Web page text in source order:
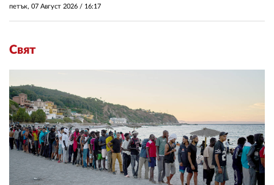
петък, 07 Август 2026 / 16:17
Свят